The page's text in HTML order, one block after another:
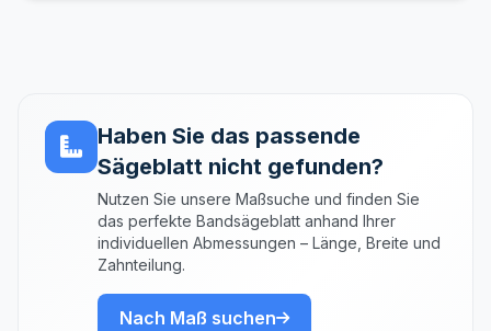
Haben Sie das passende
Sägeblatt nicht gefunden?
Nutzen Sie unsere Maßsuche und finden Sie
das perfekte Bandsägeblatt anhand Ihrer
individuellen Abmessungen – Länge, Breite und
Zahnteilung.
Nach Maß suchen